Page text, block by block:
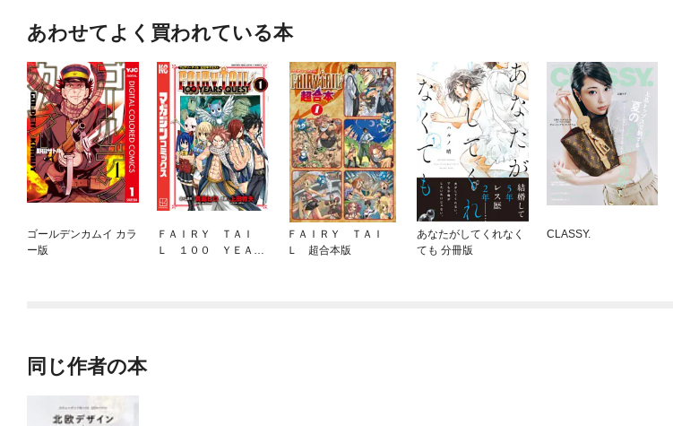
あわせてよく買われている本
ゴールデンカムイ カラ
ー版
ＦＡＩＲＹ ＴＡＩ
Ｌ １００ ＹＥＡＲ
ＦＡＩＲＹ ＴＡＩ
Ｌ 超合本版
あなたがしてくれなく
ても 分冊版
CLASSY.
同じ作者の本